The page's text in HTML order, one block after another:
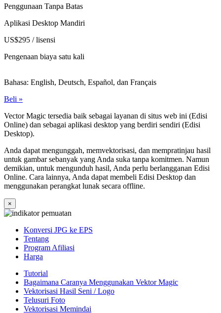
Penggunaan Tanpa Batas
Aplikasi Desktop Mandiri
US$295 / lisensi
Pengenaan biaya satu kali
Bahasa: English, Deutsch, Español, dan Français
Beli »
Vector Magic tersedia baik sebagai layanan di situs web ini (Edisi
Online) dan sebagai aplikasi desktop yang berdiri sendiri (Edisi
Desktop).
Anda dapat mengunggah, memvektorisasi, dan mempratinjau hasil
untuk gambar sebanyak yang Anda suka tanpa komitmen. Namun
demikian, untuk mengunduh hasil, Anda perlu berlangganan Edisi
Online. Cara lainnya, Anda dapat membeli Edisi Desktop dan
menggunakan perangkat lunak secara offline.
×
Konversi JPG ke EPS
Tentang
Program Afiliasi
Harga
Tutorial
Bagaimana Caranya Menggunakan Vektor Magic
Vektorisasi Hasil Seni / Logo
Telusuri Foto
Vektorisasi Memindai